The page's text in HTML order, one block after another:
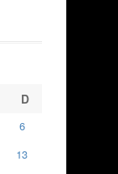
D
6
13